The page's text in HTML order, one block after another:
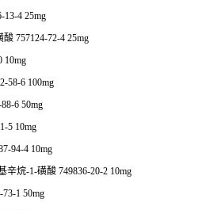
13-4 25mg
757124-72-4 25mg
10mg
58-6 100mg
6 50mg
5 10mg
94-4 10mg
辛烷-1-磺酸 749836-20-2 10mg
1 50mg